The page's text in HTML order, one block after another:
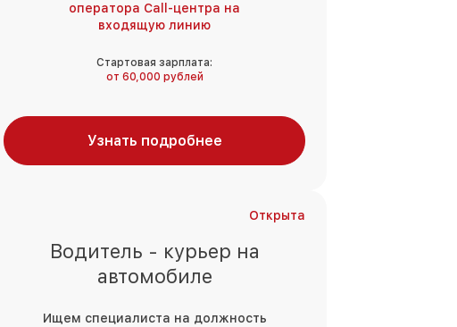
оператора Call-центра на
входящую линию
Стартовая зарплата:
от 60,000 рублей
Узнать подробнее
Открыта
Водитель - курьер на
автомобиле
Ищем специалиста на должность